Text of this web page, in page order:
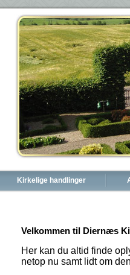
Kirkelige handlinger
Velkommen til Diernæs
Her kan du altid finde
netop nu samt lidt om